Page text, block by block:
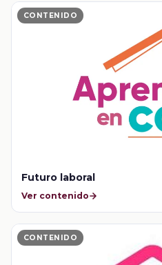
CONTENIDO
Futuro laboral
Ver contenido
CONTENIDO